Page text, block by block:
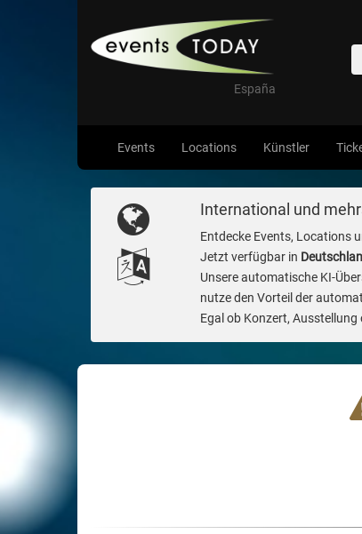
España
Events Locations Künstler
International und
Entdecke Events, Locations
Jetzt verfügbar in
Unsere automatische KI-
nutze den Vorteil der
Egal ob Konzert,